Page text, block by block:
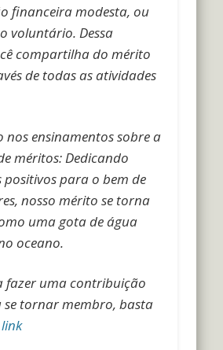
financeira modesta, ou
voluntário. Dessa
compartilha do mérito
de todas as atividades
nos ensinamentos sobre a
méritos: Dedicando
positivos para o bem de
nosso mérito se torna
uma gota de água
oceano.
fazer uma contribuição
se tornar membro, basta